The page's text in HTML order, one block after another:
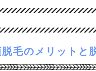
毛のメリットと